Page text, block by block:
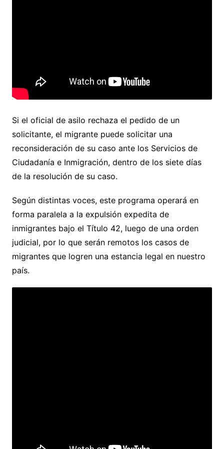
Si el oficial de asilo rechaza el pedido de un
solicitante, el migrante puede solicitar una
reconsideración de su caso ante los Servicios de
Ciudadanía e Inmigración, dentro de los siete días
de la resolución de su caso.
Según distintas voces, este programa operará en
forma paralela a la expulsión expedita de
inmigrantes bajo el Título 42, luego de una orden
judicial, por lo que serán remotos los casos de
migrantes que logren una estancia legal en nuestro
país.